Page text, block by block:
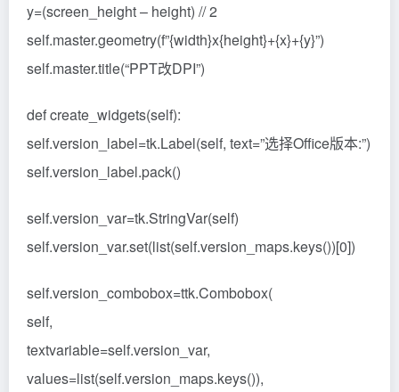
y=(screen_height – height) // 2
self.master.geometry(f”{width}x{height}+{x}+{y}”)
self.master.title(“PPT改DPI”)
def create_widgets(self):
self.version_label=tk.Label(self, text=”选择Office版本:”)
self.version_label.pack()
self.version_var=tk.StringVar(self)
self.version_var.set(list(self.version_maps.keys())[0])
self.version_combobox=ttk.Combobox(
self,
textvariable=self.version_var,
values=list(self.version_maps.keys()),